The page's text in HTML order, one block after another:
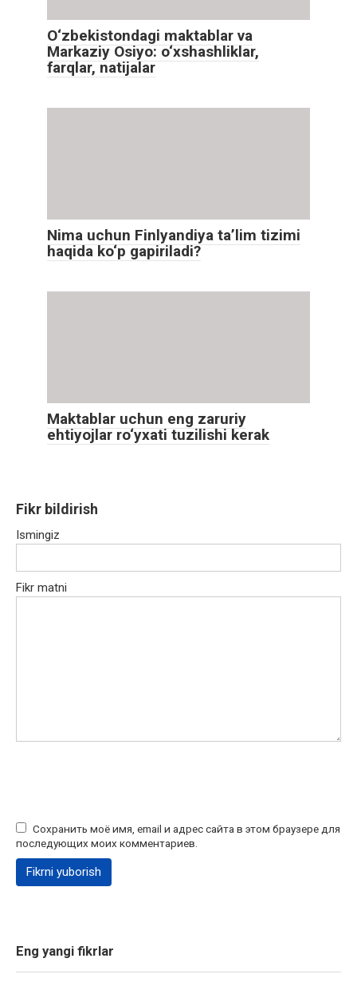
O‘zbekistondagi maktablar va
Markaziy Osiyo: o‘xshashliklar,
farqlar, natijalar
Nima uchun Finlyandiya ta’lim tizimi
haqida ko‘p gapiriladi?
Maktablar uchun eng zaruriy
ehtiyojlar ro‘yxati tuzilishi kerak
Fikr bildirish
Ismingiz
Fikr matni
Сохранить моё имя, email и адрес сайта в этом браузере для
последующих моих комментариев.
Eng yangi fikrlar